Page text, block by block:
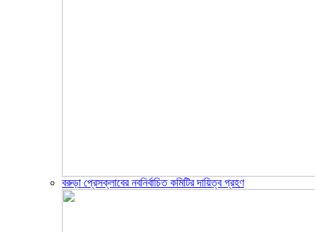
বরুড়া প্রেসক্লাবের নবনির্বাচিত কমিটির দায়িত্ব গ্রহণ